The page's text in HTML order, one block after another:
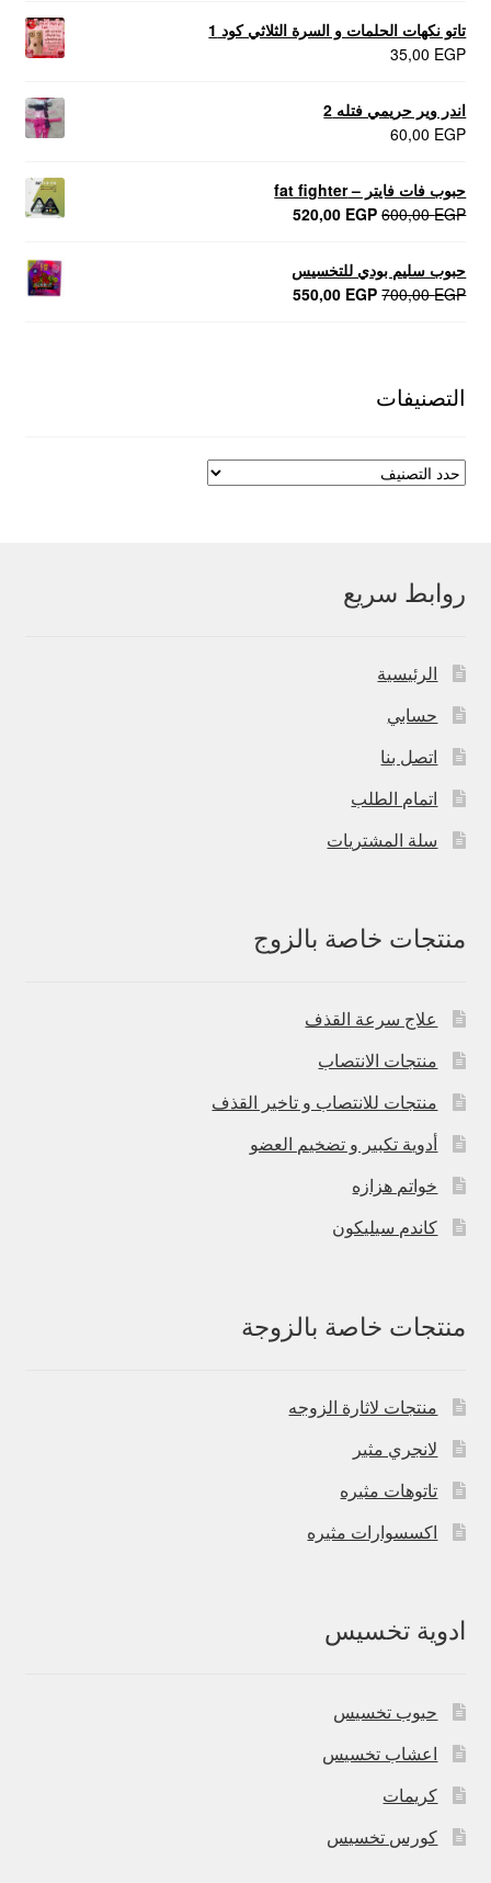
تاتو نكهات الحلمات و السرة الثلاثي كود 1
35,00 EGP
اندر وير حريمي فتله 2
60,00 EGP
حبوب فات فايتر – fat fighter
600,00EGP
السعر
600,00 EGP.
520,00 EGP
السعر
520,00 EGP.
حبوب سليم بودي للتخسيس
700,00EGP
السعر550,00 EGP
السعر
التصنيفات
روابط سريع
الرئيسية
حسابي
اتصل بنا
اتمام الطلب
سلة المشتريات
منتجات خاصة بالزوج
علاج سرعة القذف
منتجات الانتصاب
منتجات للانتصاب و تاخير القذف
أدوية تكبير و تضخيم العضو
خواتم هزازه
كاندم سيليكون
منتجات خاصة بالزوجة
منتجات لاثارة الزوجه
لانجري مثير
تاتوهات مثيره
اكسسوارات مثيره
ادوية تخسيس
حبوب تخسيس
اعشاب تخسيس
كريمات
كورس تخسيس